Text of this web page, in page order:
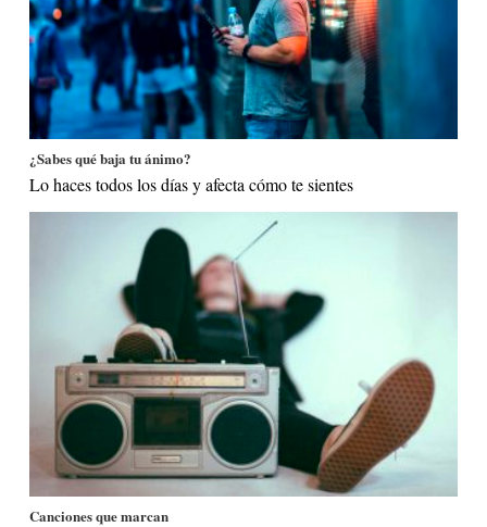
¿Sabes qué baja tu ánimo?
Lo haces todos los días y afecta cómo te sientes
Canciones que marcan